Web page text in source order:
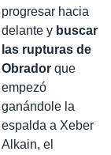
progresar hacia
delante y buscar
las rupturas de
Obrador que
empezó
ganándole la
espalda a Xeber
Alkain, el